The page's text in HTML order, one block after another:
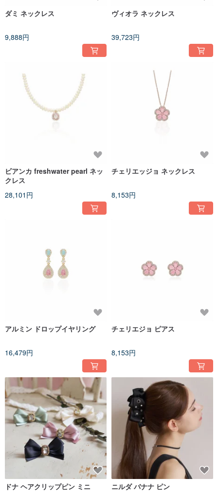
ダミ ネックレス
9,888円
ヴィオラ ネックレス
39,723円
ビアンカ freshwater pearl ネッ
クレス
28,101円
チェリエッジョ ネックレス
8,153円
アルミン ドロップイヤリング
16,479円
チェリエジョ ピアス
8,153円
ドナ ヘアクリップピン ミニ ニルダ バナナ ピン